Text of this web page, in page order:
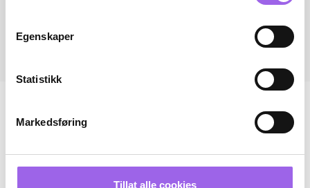
Egenskaper
Statistikk
Markedsføring
Tillat alle cookies